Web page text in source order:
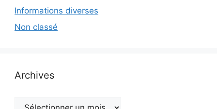
Informations diverses
Non classé
Archives
Archives